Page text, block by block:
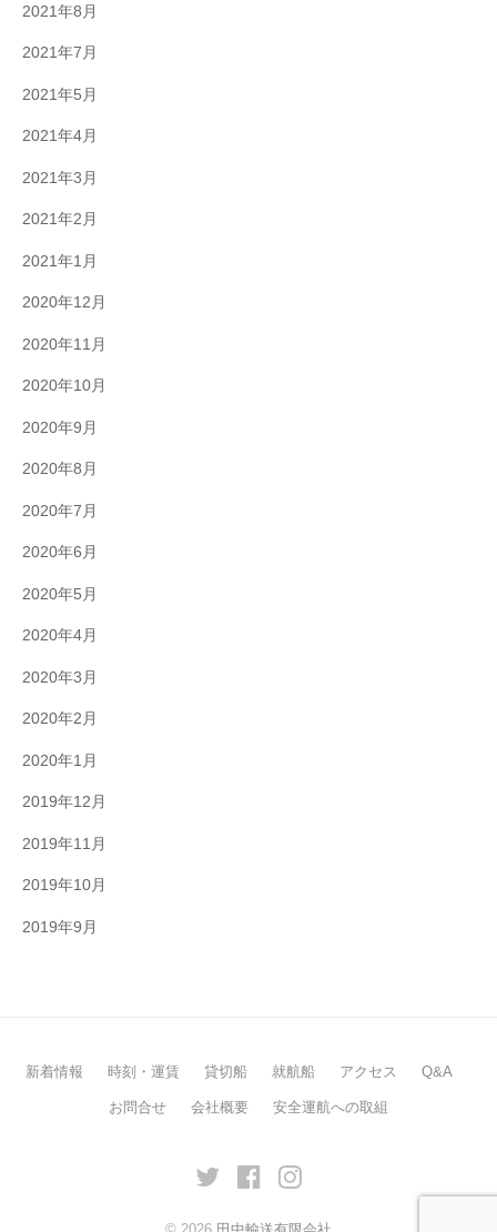
2021年8月
2021年7月
2021年5月
2021年4月
2021年3月
2021年2月
2021年1月
2020年12月
2020年11月
2020年10月
2020年9月
2020年8月
2020年7月
2020年6月
2020年5月
2020年4月
2020年3月
2020年2月
2020年1月
2019年12月
2019年11月
2019年10月
2019年9月
新着情報 時刻・運賃 貸切船 就航船 アクセス Q&A
お問合せ 会社概要 安全運航への取組
twitter facebookInstagram